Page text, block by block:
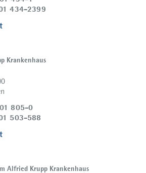
434-2399
Krankenhaus
805-0
503-588
Alfried Krupp Krankenhaus